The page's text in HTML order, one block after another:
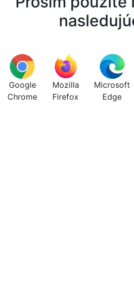
Google
Chrome
Mozilla
Firefox
Microsoft
Edge